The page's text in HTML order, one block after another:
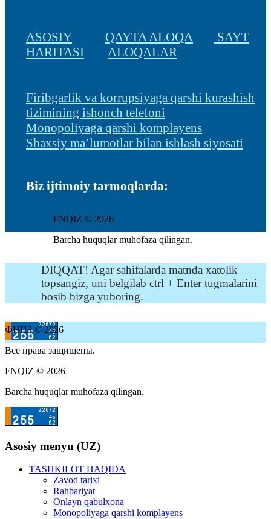
ASOSIY QAYTA ALOQA
SAYT
HARITASI
ALOQALAR
Firibgarlik va korrupsiyaga qarshi kurashish
tizimining ishonch telefoni
Monopoliyaga qarshi komplayens
Shaxsiy ma’lumotlar bilan ishlash siyosati
Biz ijtimoiy tarmoqlarda:
FNQIZ © 2026
Barcha huquqlar muhofaza qilingan.
DIQQAT! Agar sahifalarda matnda xatolik
topsangiz, uni belgilab ctrl + Enter tugmalarini
bosib bizga yuboring.
ФНПЗ © 2026
Все права защищены.
FNQIZ © 2026
Barcha huquqlar muhofaza qilingan.
Asosiy menyu (UZ)
TASHKILOT HAQIDA
Zavod tarixi
Rahbariyat
Onlayn qabulxona
Monopoliyaga qarshi komplayens